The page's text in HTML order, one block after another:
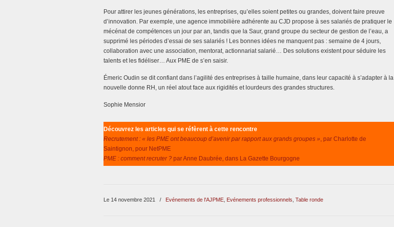
Pour attirer les jeunes générations, les entreprises, qu’elles soient petites ou grandes, doivent faire preuve
d’innovation. Par exemple, une agence immobilière adhérente au CJD propose à ses salariés de pratiquer le
mécénat de compétences un jour par an, tandis que la Saur, grand groupe du secteur de gestion de l’eau, a
supprimé les périodes d’essai de ses salariés ! Les bonnes idées ne manquent pas : semaine de 4 jours,
collaboration avec une association, mentorat, actionnariat salarié… Des solutions existent pour séduire les
talents et les fidéliser… Aux PME de s’en saisir.
Émeric Oudin se dit confiant dans l’agilité des entreprises à taille humaine, dans leur capacité à s’adapter à la
nouvelle donne RH, un réel atout face aux rigidités et lourdeurs des grandes structures.
Sophie Mensior
Découvrez les articles qui se réfèrent à cette rencontre
Recrutement : « les PME ont beaucoup d’avenir par rapport aux grands groupes », par Charlotte de
Saintignon, pour NetPME
PME : comment recruter ? par Anne Daubrée, dans La Gazette Bourgogne
Le 14 novembre 2021 / Evénements de l'AJPME Evénements professionnels Table ronde